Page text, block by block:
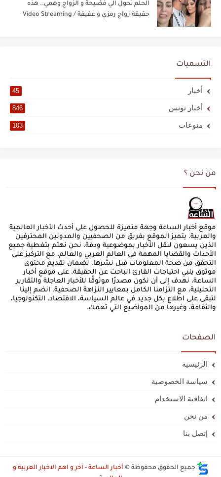
الحلم تحول الي فضيحة و الزواج وهمي.. هذه
حقيقة زواج رمزي و عفيفة / Video Streaming
التسميات
أخبار 45
أخبار تونس 846
منوعات 103
من نحن ؟
موقع أخبار الساعة وجهة متميزة للحصول على أحدث الأخبار العالمية
والعربية. يتميز الموقع بفريق من الصحفيين والمدونين المحترفين
الذين يسعون لنقل الأخبار بموضوعية ودقة. نحن نهتم بتغطية جميع
الأحداث والقضايا المهمة في العالم العربي والعالم، مع التركيز على
التحقق من صحة المعلومات قبل نشرها، لضمان تقديم محتوى
موثوق يلبي احتياجات القارئ الباحث عن الحقيقة. على موقع أخبار
الساعة، نهدف إلى أن نكون مصدرًا موثوقًا للأخبار العاجلة والتقارير
التحليلية، مع التزامنا الكامل بمعايير النزاهة الصحفية. انضم إلينا
لتبقى على اطلاع بكل جديد في عالم السياسة، الاقتصاد، التكنولوجيا،
والثقافة، وغيرها من المواضيع التي تهمك.
الصفحات
الرئيسية
سياسة الخصوصية
اتفاقية الاستخدام
من نحن
إتصل بنا
جميع الحقوق محفوظة © أخبار الساعة - آخر و اهم الاخبار العربية و